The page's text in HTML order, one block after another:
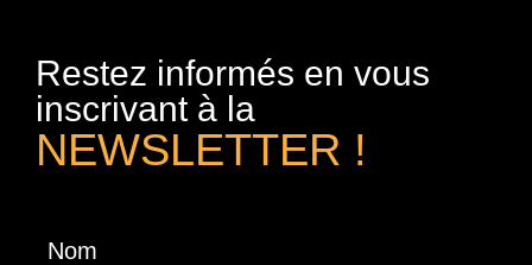
Restez informés en vous
inscrivant à la
NEWSLETTER !
Nom